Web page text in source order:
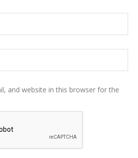
and website in this browser for the